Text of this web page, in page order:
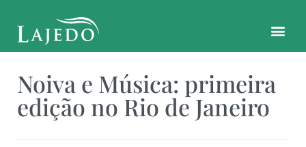
Noiva e Música: primeira
edição no Rio de Janeiro